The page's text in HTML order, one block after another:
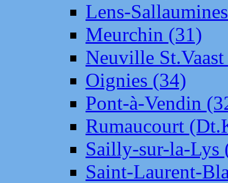
Lens-
Meurchin (31)
Neuville
Oignies (34)
Pont-à-Vendin
Rumaucourt
Sailly-sur-la-Lys
Saint-Laurent-